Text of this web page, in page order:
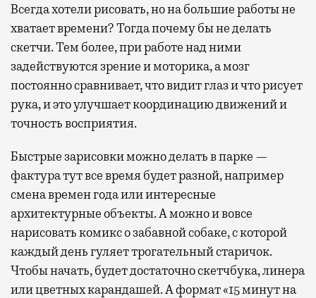
Всегда хотели рисовать, но на большие работы не
хватает времени? Тогда почему бы не делать
скетчи. Тем более, при работе над ними
задействуются зрение и моторика, а мозг
постоянно сравнивает, что видит глаз и что рисует
рука, и это улучшает координацию движений и
точность восприятия.
Быстрые зарисовки можно делать в парке —
фактура тут все время будет разной, например
смена времен года или интересные
архитектурные объекты. А можно и вовсе
нарисовать комикс о забавной собаке, с которой
каждый день гуляет трогательный старичок.
Чтобы начать, будет достаточно скетчбука, линера
или цветных карандашей. А формат «15 минут на